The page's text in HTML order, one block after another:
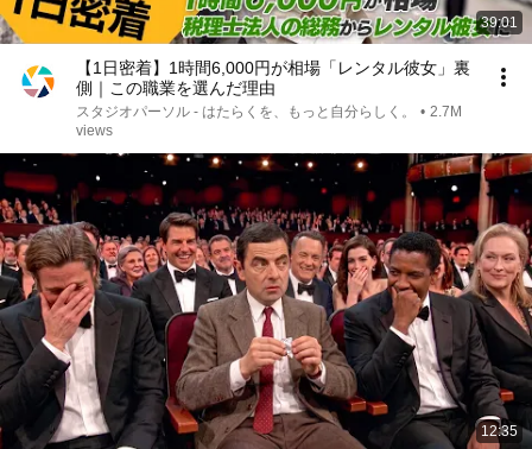
39:01
【1日密着】1時間6,000円が相場「レンタル彼女」裏
側｜この職業を選んだ理由
スタジオパーソル - はたらくを、もっと自分らしく。 • 2.7M
views
12:35